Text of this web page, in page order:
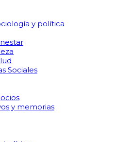
y política
Sociales
y memorias